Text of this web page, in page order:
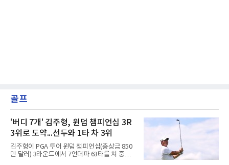
골프
'버디 7개' 김주형, 윈덤 챔피언십 3R
3위로 도약...선두와 1타 차 3위
김주형이 PGA 투어 윈덤 챔피언십(총상금 850
만 달러) 3라운드에서 7언더파 63타를 쳐 중간